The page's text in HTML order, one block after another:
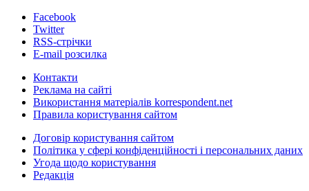
Facebook
Twitter
RSS-стрічки
E-mail розсилка
Контакти
Реклама на сайті
Використання матеріалів korrespondent.net
Правила користування сайтом
Договір користування сайтом
Політика у сфері конфіденційності і персональних даних
Угода щодо користування
Редакція